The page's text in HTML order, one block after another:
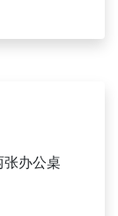
办公桌